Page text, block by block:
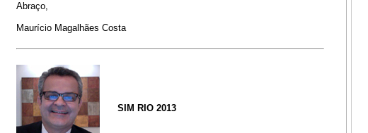
Abraço,
Maurício Magalhães Costa
SIM RIO 2013